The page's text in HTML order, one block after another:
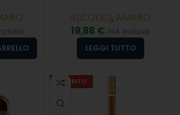
ALCOLICI, AMARO
19,88 € IVA Inclusa
LEGGI TUTTO
ESAURITO